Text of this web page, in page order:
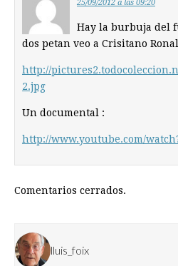
25/09/2012 a las 09:20
Hay la burbuja del
dos petan veo a Crisitano
http://
2.jpg
Un documental :
http://www.youtube.com/
Comentarios cerrados.
lluis_foix